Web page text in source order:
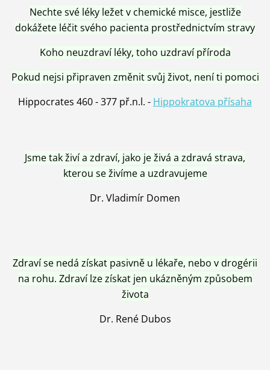
Nechte své léky ležet v chemické misce, jestliže
dokážete léčit svého pacienta prostřednictvím stravy
Koho neuzdraví léky, toho uzdraví příroda
Pokud nejsi připraven změnit svůj život, není ti pomoci
Hippocrates 460 - 377 př.n.l. - Hippokratova přísaha
Jsme tak živí a zdraví, jako je živá a zdravá strava,
kterou se živíme a uzdravujeme
Dr. Vladimír Domen
Zdraví se nedá získat pasivně u lékaře, nebo v drogérii
na rohu. Zdraví lze získat jen ukázněným způsobem
života
Dr. René Dubos